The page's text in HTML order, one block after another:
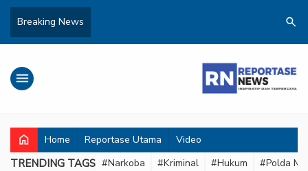
Breaking News search
menu
home Home Reportase Utama Video
TRENDING TAGS #Narkoba #Kriminal #Hukum #Polda